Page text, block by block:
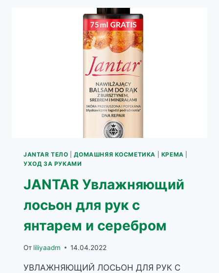
ДЛЯ
РУК
JANTAR ТЕЛО |ДОМАШНЯЯ КОСМЕТИКА КРЕМА
УХОД ЗА РУКАМИ
JANTAR Увлажняющий
лосьон для рук с
янтарем и серебром
От liliyaadm 14.04.2022
УВЛАЖНЯЮЩИЙ ЛОСЬОН ДЛЯ РУК С